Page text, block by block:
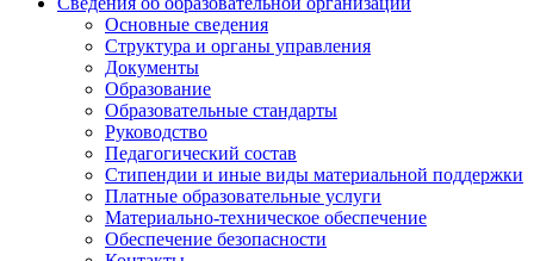
Основные сведения
Структура и органы управления
Документы
Образование
Образовательные стандарты
Руководство
Педагогический состав
Стипендии и иные виды материальной поддержки
Платные образовательные услуги
Материально-техническое обеспечение
Обеспечение безопасности